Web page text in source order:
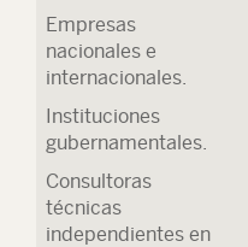
Empresas
nacionales e
internacionales.
Instituciones
gubernamentales.
Consultoras
técnicas
independientes en